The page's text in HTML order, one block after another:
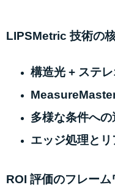
LIPSMetric 技術の
構造光 + ステ
多様な条件への
エッジ処理と
ROI 評価のフレーム